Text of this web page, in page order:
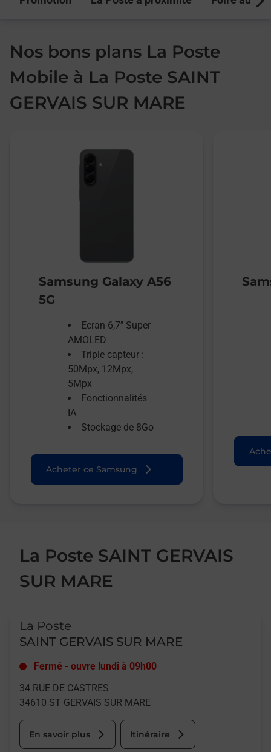
Nos bons plans La Poste
Mobile à La Poste SAINT
GERVAIS SUR MARE
Samsung Galaxy A56
5G
Ecran 6,7’’ Super
AMOLED
Triple capteur :
50Mpx, 12Mpx,
5Mpx
Fonctionnalités
IA
Stockage de 8Go
Acheter ce Samsung
La Poste SAINT GERVAIS
SUR MARE
La Poste
SAINT GERVAIS SUR MARE
Fermé - ouvre lundi à 09h00
34 RUE DE CASTRES
34610 ST GERVAIS SUR MARE
En savoir plus Itinéraire